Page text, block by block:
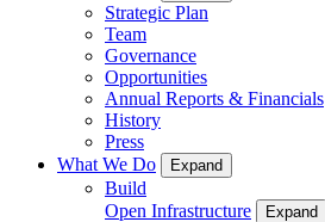
Strategic Plan
Team
Governance
Opportunities
Annual Reports & Financials
History
Press
What We Do
Expand
Build
Open Infrastructure
Expand